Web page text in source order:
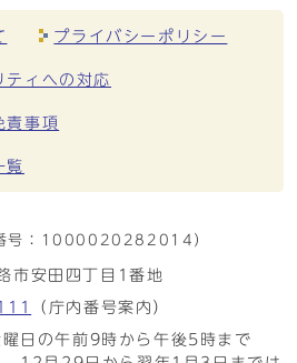
プライバシーポリシー
ティへの対応
責事項
覧
号： 1000020282014）
安田四丁目1番地
（庁内番号案内）
日の午前9時から午後5時まで